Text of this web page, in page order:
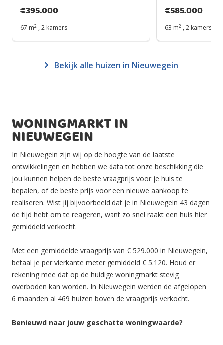
€395.000
67 m2 , 2 kamers
€585.000
63 m2 , 2 kamers
Bekijk alle huizen in Nieuwegein
WONINGMARKT IN
NIEUWEGEIN
In Nieuwegein zijn wij op de hoogte van de laatste
ontwikkelingen en hebben we data tot onze beschikking die
jou kunnen helpen de beste vraagprijs voor je huis te
bepalen, of de beste prijs voor een nieuwe aankoop te
realiseren. Wist jij bijvoorbeeld dat je in Nieuwegein 43 dagen
de tijd hebt om te reageren, want zo snel raakt een huis hier
gemiddeld verkocht.
Met een gemiddelde vraagprijs van € 529.000 in Nieuwegein,
betaal je per vierkante meter gemiddeld € 5.120. Houd er
rekening mee dat op de huidige woningmarkt stevig
overboden kan worden. In Nieuwegein werden de afgelopen
6 maanden al 469 huizen boven de vraagprijs verkocht.
Benieuwd naar jouw geschatte woningwaarde?